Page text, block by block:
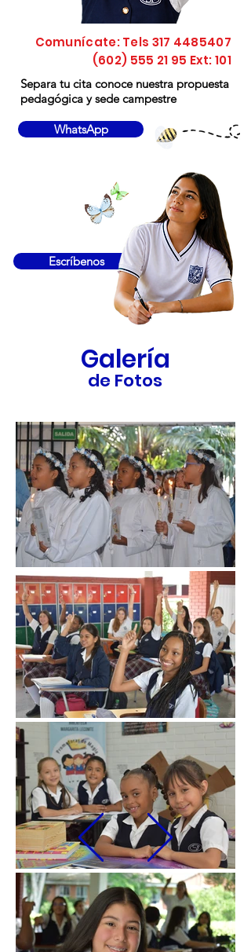
Comunícate: Tels 317 4485407
(602) 555 21 95 Ext: 101
Separa tu cita conoce nuestra propuesta
pedagógica y sede campestre
Escríbenos
WhatsApp
Galería
de Fotos